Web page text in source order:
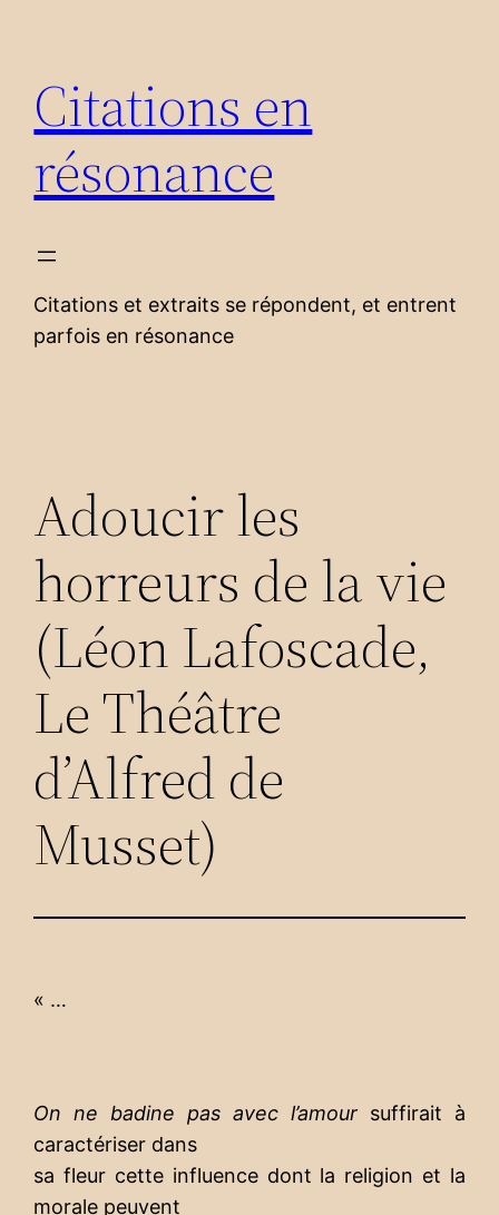
contenu
Citations en
résonance
Citations et extraits se répondent, et entrent
parfois en résonance
Adoucir les
horreurs de la vie
(Léon Lafoscade,
Le Théâtre
d’Alfred de
Musset)
« …
On ne badine pas avec l’amoursuffirait à
caractériser dans
sa fleur cette influence dont la religion et la
morale peuvent